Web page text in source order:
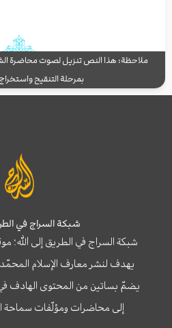
ملاحظة: هذا النص تنزيل لصوت محاضرة
بمرحلة التنقيح
شبكة السراج في
شبكة السراج في الطريق إلى الله؛
يهدف لنشر معارف الإسلام المحمّدي
يضمّ بساتين من المحتوى الهادف
إلى محاضرات ومؤلّفات سماحة